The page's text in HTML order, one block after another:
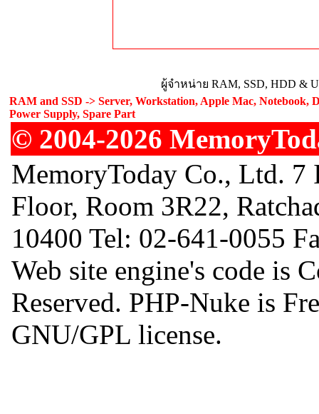
ผู้จำหน่าย RAM, SSD, HDD &
RAM and SSD -> Server, Workstation, Apple Mac, Notebook,
Power Supply, Spare Part
© 2004-2026
MemoryToday Co., Ltd.
Floor, Room 3R22,
10400 Tel: 02-641-0055
Web site engine's code is
Reserved. PHP-Nuke is
GNU/GPL license.